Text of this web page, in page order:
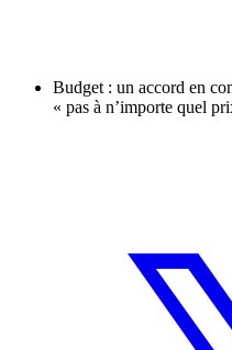
Budget : un accord en
« pas à n’importe quel